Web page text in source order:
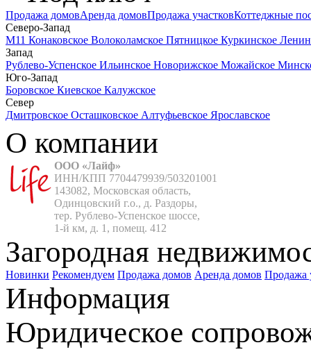
Продажа домовАренда домовПродажа участковКоттеджные
Северо-Запад
М11 Конаковское Волоколамское Пятницкое Куркинское
Запад
Рублево-Успенское Ильинское Новорижское Можайское
Юго-Запад
Боровское Киевское Калужское
Север
Дмитровское Осташковское Алтуфьевское Ярославское
О компании
ООО «Лайф»
ИНН/КПП 7704479939/503201001
143082, Московская область,
Одинцовский г.о., д. Раздоры,
тер. Рублево-Успенское шоссе,
1-й км, д. 1, помещ. 412
Загородная
Новинки Рекомендуем Продажа домов Аренда домов Продажа
Информация
Юридическое